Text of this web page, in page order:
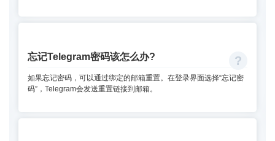
忘记Telegram密码该怎么办?
如果忘记密码，可以通过绑定的邮箱重置。在登录界面选择“忘记密
码”，Telegram会发送重置链接到邮箱。